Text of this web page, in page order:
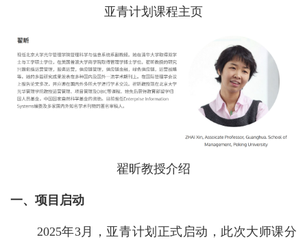
亚青计划课程主页
翟昕教授介绍
一、项目启动
2025年3月，亚青计划正式启动，此次大师课分